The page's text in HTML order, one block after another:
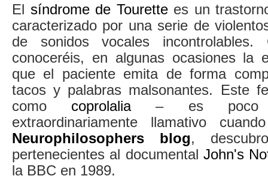
El síndrome de Tourettees un
caracterizado por una serie de
de sonidos vocales
conoceréis, en algunas ocasiones la
que el paciente emita de forma
tacos y palabras malsonantes. Este
como coprolalia– es poco
extraordinariamente llamativo
Neurophilosophers blog,
pertenecientes al documental John's
la BBC en 1989.